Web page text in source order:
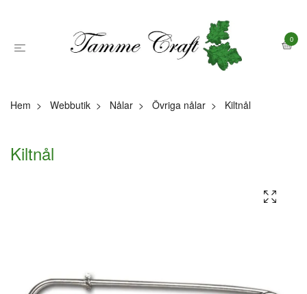
0
Hem Webbutik Nålar Övriga nålar Kiltnål
Kiltnål